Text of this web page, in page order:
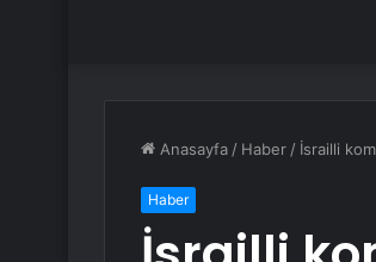
Anasayfa / Haber / İsrailli
Haber